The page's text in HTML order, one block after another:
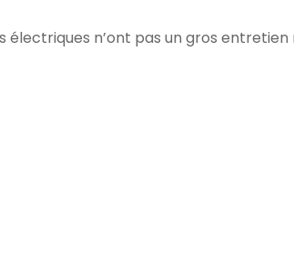
n’ont pas un gros entretien